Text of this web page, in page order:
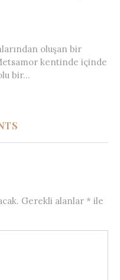
oluşan bir
kentinde içinde
bir...
Gerekli alanlar * ile